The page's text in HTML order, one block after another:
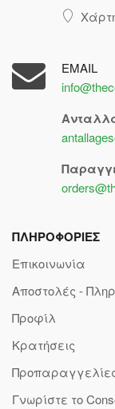
EMAIL
ΠΛΗΡΟΦΟΡΙΕΣ
Επικοινωνία
Αποστολές -
Προφίλ
Κρατήσεις
Γνωρίστε το